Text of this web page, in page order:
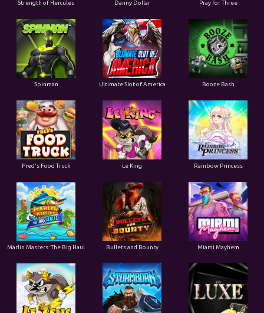
Strength of Hercules Danny Dollar Pray for Three
Spinman Ultimate Slot of America Booze Bash
Fred's Food Truck Le King Rainbow Princess
Marlin Masters: The Big Haul Bullets and Bounty Miami Mayhem